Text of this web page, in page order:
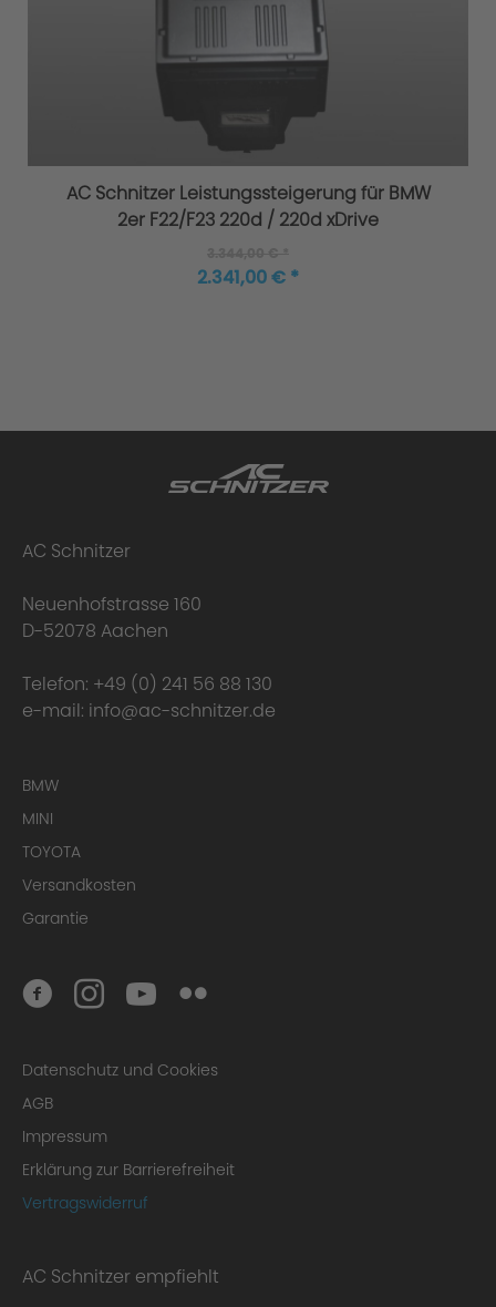
AC Schnitzer Leistungssteigerung für BMW
2er F22/F23 220d / 220d xDrive
2.341,00 € *
AC Schnitzer
Neuenhofstrasse 160
D-52078 Aachen
Telefon: +49 (0) 241 56 88 130
e-mail: info@ac-schnitzer.de
BMW
MINI
TOYOTA
Versandkosten
Garantie
Datenschutz und Cookies
AGB
Impressum
Erklärung zur Barrierefreiheit
Vertragswiderruf
AC Schnitzer empfiehlt